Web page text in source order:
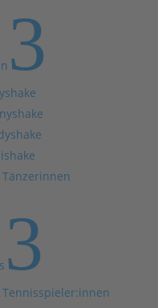
3
Tänzerinnen
3
Tennisspieler:innen